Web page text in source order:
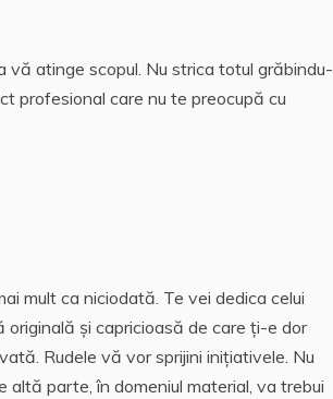
vă atinge scopul. Nu strica totul grăbindu-
profesional care nu te preocupă cu
mult ca niciodată. Te vei dedica celui
originală și capricioasă de care ți-e dor
Rudele vă vor sprijini inițiativele. Nu
parte, în domeniul material, va trebui